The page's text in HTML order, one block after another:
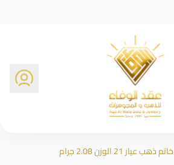
شركة عقد الوفاء للذهب
خاتم ذهب عيار 21 الوزن 2.08 جرام